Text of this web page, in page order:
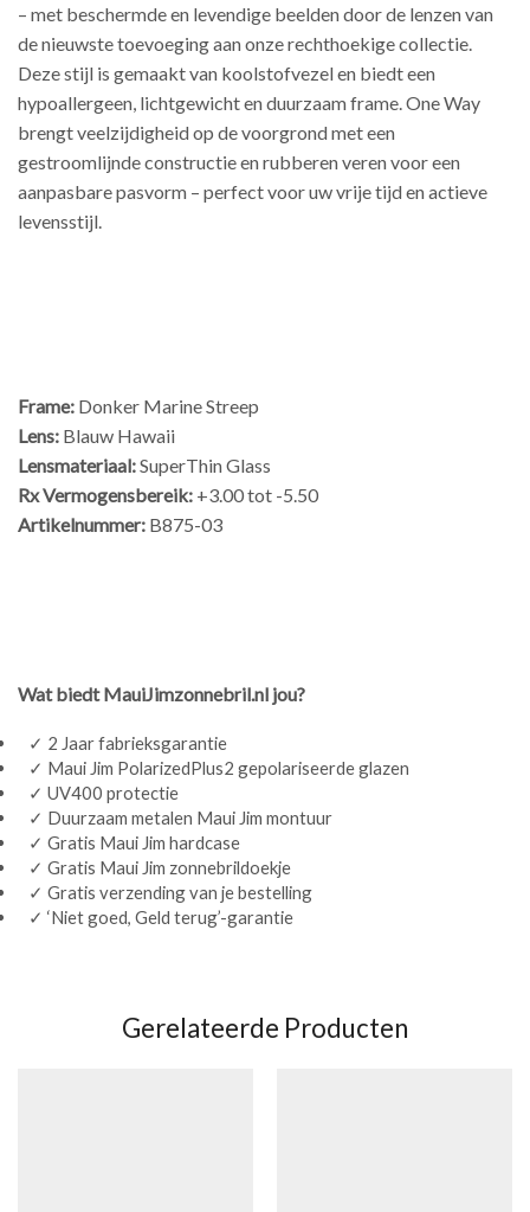
– met beschermde en levendige beelden door de lenzen van
de nieuwste toevoeging aan onze rechthoekige collectie.
Deze stijl is gemaakt van koolstofvezel en biedt een
hypoallergeen, lichtgewicht en duurzaam frame. One Way
brengt veelzijdigheid op de voorgrond met een
gestroomlijnde constructie en rubberen veren voor een
aanpasbare pasvorm – perfect voor uw vrije tijd en actieve
levensstijl.
Frame: Donker Marine Streep
Lens: Blauw Hawaii
Lensmateriaal:SuperThin Glass
Rx Vermogensbereik: +3.00 tot -5.50
Artikelnummer: B875-03
Wat biedt MauiJimzonnebril.nl jou?
✓ 2 Jaar fabrieksgarantie
✓ Maui Jim PolarizedPlus2 gepolariseerde glazen
✓ UV400 protectie
✓ Duurzaam metalen Maui Jim montuur
✓ Gratis Maui Jim hardcase
✓ Gratis Maui Jim zonnebrildoekje
✓ Gratis verzending van je bestelling
✓ ‘Niet goed, Geld terug’-garantie
Gerelateerde Producten